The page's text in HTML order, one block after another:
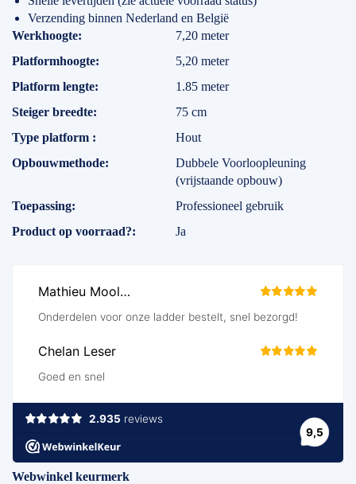
Verzending binnen Nederland en België
Specificaties
Werkhoogte
7,20 meter
Platformhoogte
5,20 meter
Platform lengte
1.85 meter
Steiger breedte
75 cm
Type platform
Hout
Opbouwmethode
Dubbele Voorloopleuning
(vrijstaande opbouw)
Toepassing
Professioneel gebruik
Product op voorraad?
Ja
Webwinkel keurmerk